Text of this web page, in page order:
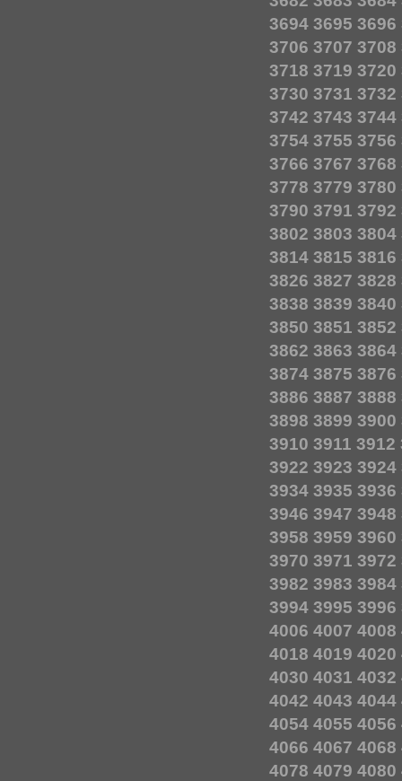
3694 3695 3696
3706 3707 3708
3718 3719 3720
3730 3731 3732
3742 3743 3744
3754 3755 3756
3766 3767 3768
3778 3779 3780
3790 3791 3792
3802 3803 3804
3814 3815 3816
3826 3827 3828
3838 3839 3840
3850 3851 3852
3862 3863 3864
3874 3875 3876
3886 3887 3888
3898 3899 3900
3910 3911 3912
3922 3923 3924
3934 3935 3936
3946 3947 3948
3958 3959 3960
3970 3971 3972
3982 3983 3984
3994 3995 3996
4006 4007 4008
4018 4019 4020
4030 4031 4032
4042 4043 4044
4054 4055 4056
4066 4067 4068
4078 4079 4080